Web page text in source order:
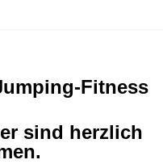
Fitness
sind herzlich